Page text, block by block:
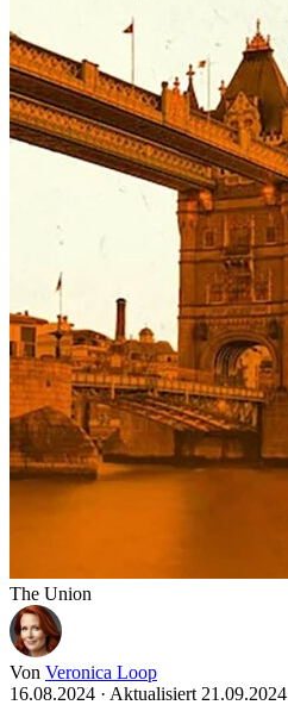
The Union
Von Veronica Loop
16.08.2024 · Aktualisiert 21.09.2024